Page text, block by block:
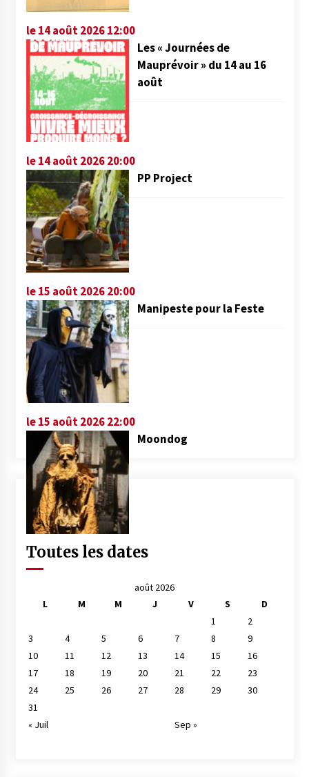
le 14 août 2026 12:00
Les « Journées de
Mauprévoir » du 14 au 16
août
le 14 août 2026 20:00
PP Project
le 15 août 2026 20:00
Manipeste pour la Feste
le 15 août 2026 22:00
Moondog
Toutes les dates
août 2026
L
M M J V S
D
1
2
3
4 5 6 7 8
9
10
11 12 13 14 15
16
17
18 19 20 21 22
23
24
25 26 27 28 29
30
31
« Juil
Sep »